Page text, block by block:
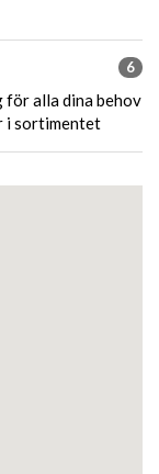
6
för alla dina behov
i sortimentet